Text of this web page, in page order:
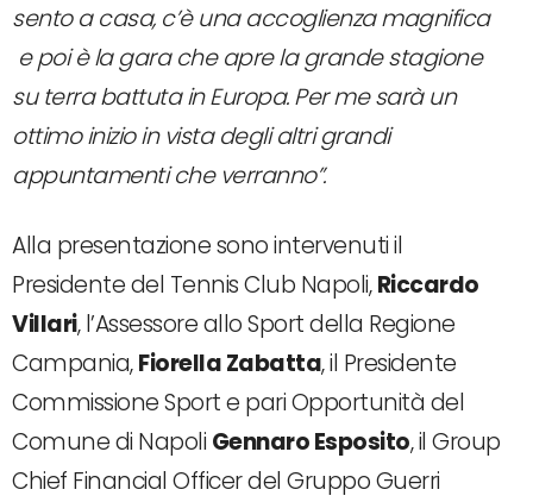
sento a casa, c’è una accoglienza magnifica
e poi è la gara che apre la grande stagione
su terra battuta in Europa. Per me sarà un
ottimo inizio in vista degli altri grandi
appuntamenti che verranno”.
Alla presentazione sono intervenuti il
Presidente del Tennis Club Napoli,Riccardo
Villari, l’Assessore allo Sport della Regione
Campania,Fiorella Zabatta, il Presidente
Commissione Sport e pari Opportunità del
Comune di Napoli Gennaro Esposito, il Group
Chief Financial Officer del Gruppo Guerri